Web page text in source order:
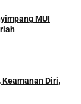
MUI
Keamanan Diri,